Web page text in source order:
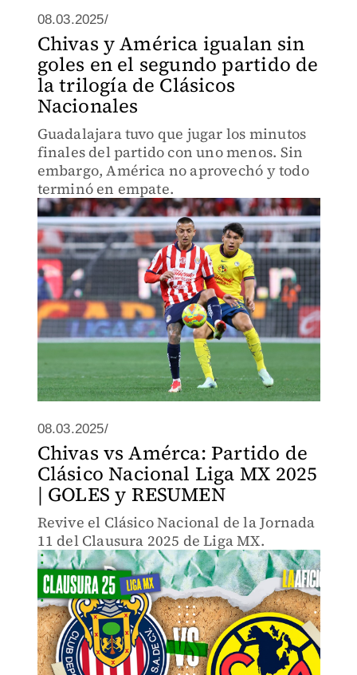
08.03.2025/
Chivas y América igualan sin
goles en el segundo partido de
la trilogía de Clásicos
Nacionales
Guadalajara tuvo que jugar los minutos
finales del partido con uno menos. Sin
embargo, América no aprovechó y todo
terminó en empate.
08.03.2025/
Chivas vs Amérca: Partido de
Clásico Nacional Liga MX 2025
| GOLES y RESUMEN
Revive el Clásico Nacional de la Jornada
11 del Clausura 2025 de Liga MX.